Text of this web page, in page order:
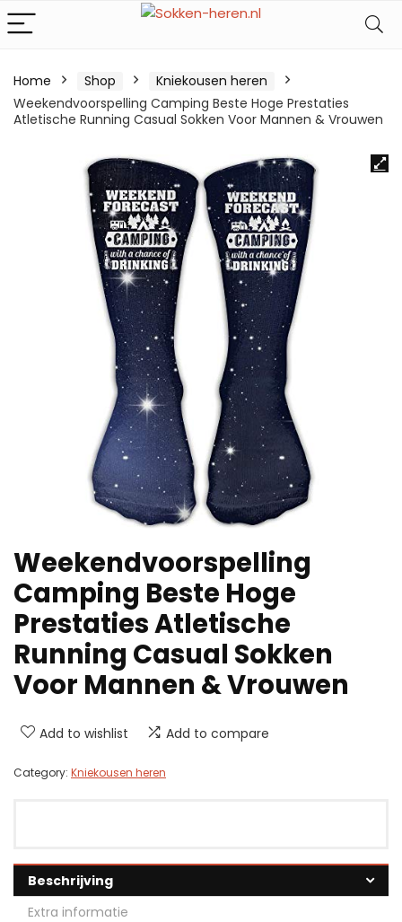
Home Shop
Kniekousen heren
Weekendvoorspelling Camping Beste Hoge Prestaties
Atletische Running Casual Sokken Voor Mannen & Vrouwen
Weekendvoorspelling
Camping Beste Hoge
Prestaties Atletische
Running Casual Sokken
Voor Mannen & Vrouwen
Add to wishlist Add to compare
Category: Kniekousen heren
Beschrijving
Extra informatie